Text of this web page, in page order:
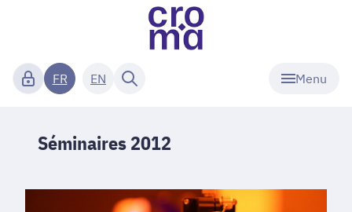
Menu
FR EN
Séminaires 2012